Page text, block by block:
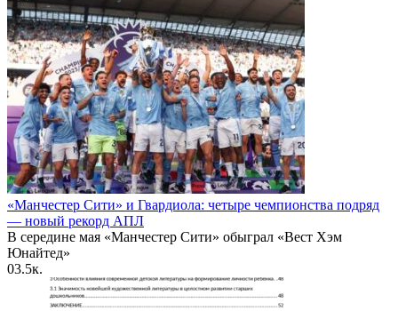
«Манчестер Сити» и Гвардиола: четыре чемпионства подряд
— новый рекорд АПЛ
В середине мая «Манчестер Сити» обыграл «Вест Хэм
Юнайтед»
03.5к.